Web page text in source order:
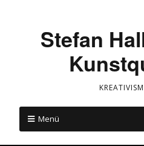
Stefan
Menü